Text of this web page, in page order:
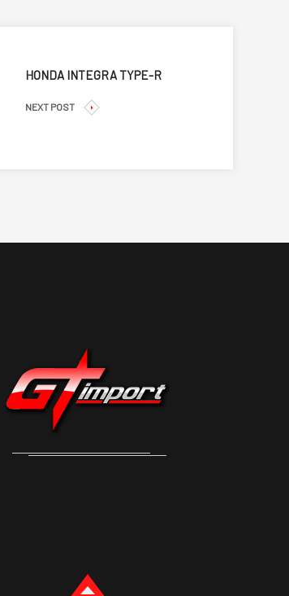
HONDA INTEGRA TYPE-R
NEXT POST